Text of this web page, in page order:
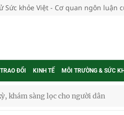
Sức khỏe Việt - Cơ quan ngôn luận
ĐỔI KINH TẾ MÔI TRƯỜNG & SỨC
cực hiệu quả